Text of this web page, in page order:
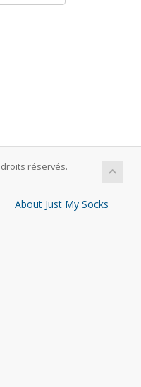
droits réservés.
About Just My Socks